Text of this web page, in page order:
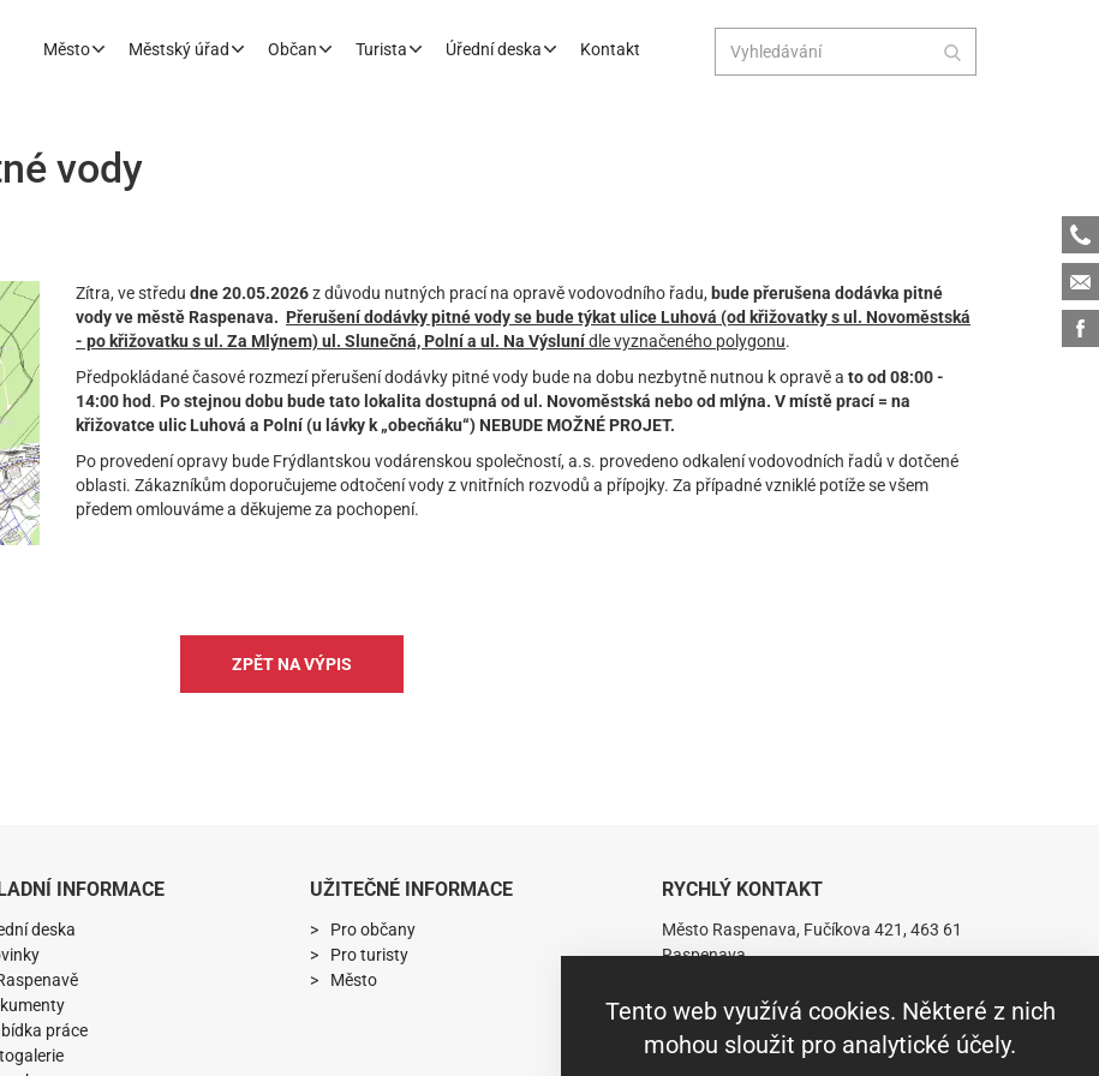
Město Městský úřad Občan Turista Úřední deska Kontakt
Tento web využívá cookies. Některé z nich
mohou sloužit pro analytické účely.
vody
Zítra, ve středu dne 20.05.2026z důvodu nutných prací na opravě vodovodního řadu, bude přerušena dodávka pitné
vody ve městě Raspenava. Přerušení dodávky pitné vody se bude týkat ulice Luhová (od křižovatky s ul. Novoměstská
- po křižovatku s ul. Za Mlýnem) ul. Slunečná, Polní a ul. Na Výslunídle vyznačeného polygonu.
Předpokládané časové rozmezí přerušení dodávky pitné vody bude na dobu nezbytně nutnou k opravě a to od 08:00 -
14:00 hod. Po stejnou dobu bude tato lokalita dostupná od ul. Novoměstská nebo od mlýna. V místě prací = na
křižovatce ulic Luhová a Polní (u lávky k „obecňáku“) NEBUDE MOŽNÉ PROJET.
Po provedení opravy bude Frýdlantskou vodárenskou společností, a.s. provedeno odkalení vodovodních řadů v dotčené
oblasti. Zákazníkům doporučujeme odtočení vody z vnitřních rozvodů a přípojky. Za případné vzniklé potíže se všem
předem omlouváme a děkujeme za pochopení.
ZPĚT NA VÝPIS
INFORMACE
deska
práce
UŽITEČNÉ INFORMACE
Pro občany
Pro turisty
Město
RYCHLÝ KONTAKT
Město Raspenava, Fučíkova 421, 463 61
Raspenava
DS: nkabbs6
Telefon: +420 482 360 431
Fax: +420 482 319 229